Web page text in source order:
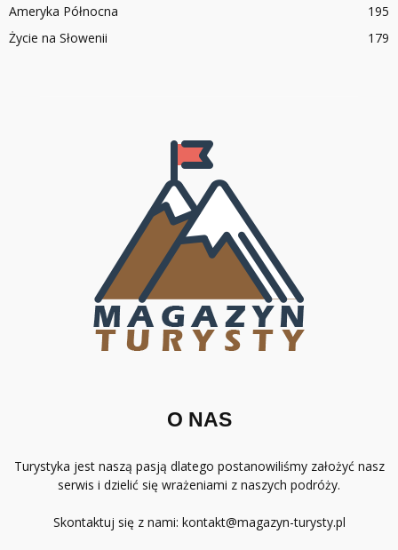
Ameryka Północna
195
Życie na Słowenii
179
O NAS
Turystyka jest naszą pasją dlatego postanowiliśmy założyć nasz
serwis i dzielić się wrażeniami z naszych podróży.
Skontaktuj się z nami: kontakt@magazyn-turysty.pl